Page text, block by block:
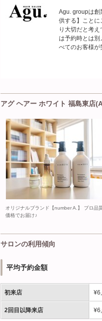
Agu. groupは創
供する】ことに
り大切だと考
は予約時とは別
べてのお客様
アグ ヘアー ホワイト 福島東店
オリジナルブランド【number A.】 プロ品
価格でお届け♪
サロンの利用傾向
平均予約金額
初来店
2回目以降来店